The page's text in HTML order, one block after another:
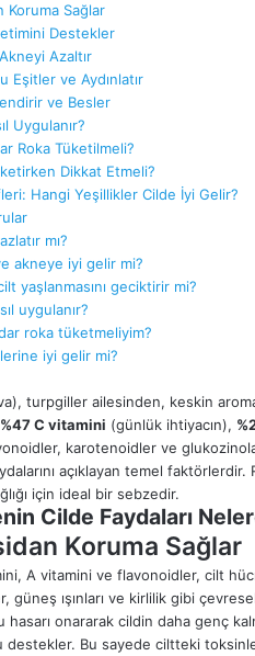
Koruma Sağlar
Destekler
Azaltır
Eşitler ve Aydınlatır
ve Besler
Uygulanır?
Roka Tüketilmeli?
Dikkat Etmeli?
Hangi Yeşillikler Cilde İyi Gelir?
mı?
akneye iyi gelir mi?
yaşlanmasını geciktirir mi?
uygulanır?
roka tüketmeliyim?
iyi gelir mi?
turpgiller ailesinden, keskin
%47 C vitamini (günlük ihtiyacın),
karotenoidler ve
açıklayan temel
için ideal bir sebzedir.
Cilde Faydaları
Koruma Sağlar
A vitamini ve flavonoidler, cilt
güneş ışınları ve kirlilik gibi
onararak cildin daha genç
Bu sayede ciltteki